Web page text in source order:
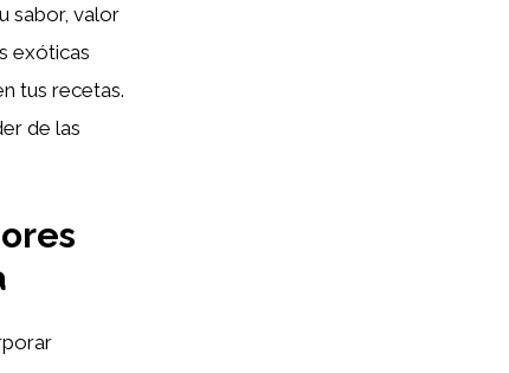
sabor, valor
exóticas
tus recetas.
de las